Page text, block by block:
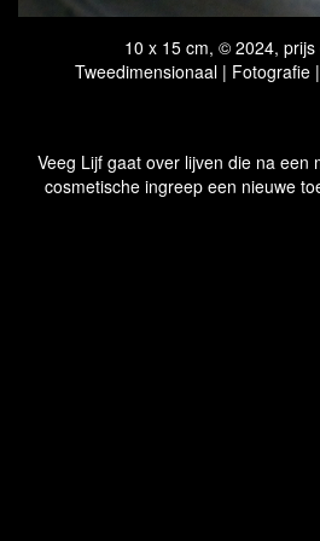
10 x 15 cm, © 2024,
Tweedimensionaal | Fotografie
Veeg Lijf gaat over lijven die na een
cosmetische ingreep een nieuwe